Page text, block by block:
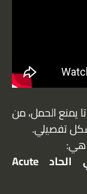
يمنع الحمل، من
تفصيلي.
هي:
التهاب البروستاتا البكتيري الحاد Acute